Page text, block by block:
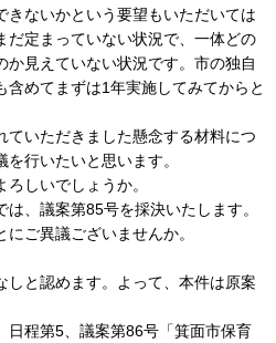
きないかという要望もいただいては
だ定まっていない状況で、一体どの
見えていない状況です。市の独自
めてまずは1年実施してみてからと
ていただきました懸念する材料につ
行いたいと思います。
ろしいでしょうか。
は、議案第85号を採決いたします。
ご異議ございませんか。
しと認めます。よって、本件は原案
日程第5、議案第86号「箕面市保育